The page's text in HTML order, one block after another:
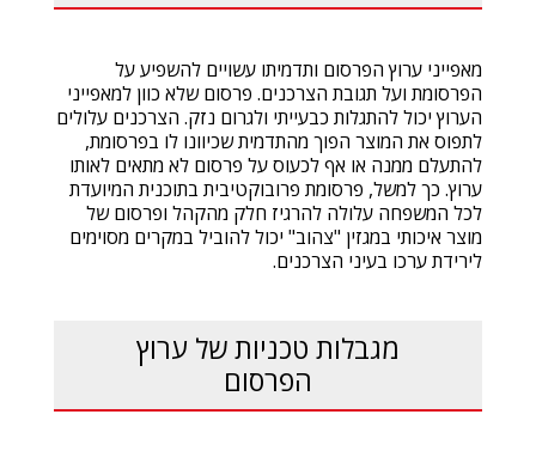
מאפייני ערוץ הפרסום ותדמיתו עשויים להשפיע על
הפרסומת ועל תגובת הצרכנים. פרסום שלא כוון למאפייני
הערוץ יכול להתגלות כבעייתי ולגרום נזק. הצרכנים עלולים
לתפוס את המוצר הפוך מהתדמית שכיוונו לו בפרסומת,
להתעלם ממנה או אף לכעוס על פרסום לא מתאים לאותו
ערוץ. כך למשל, פרסומת פרובוקטיבית בתוכנית המיועדת
לכל המשפחה עלולה להרגיז חלק מהקהל ופרסום של
מוצר איכותי במגזין "צהוב" יכול להוביל במקרים מסוימים
לירידת ערכו בעיני הצרכנים.
מגבלות טכניות של ערוץ
הפרסום